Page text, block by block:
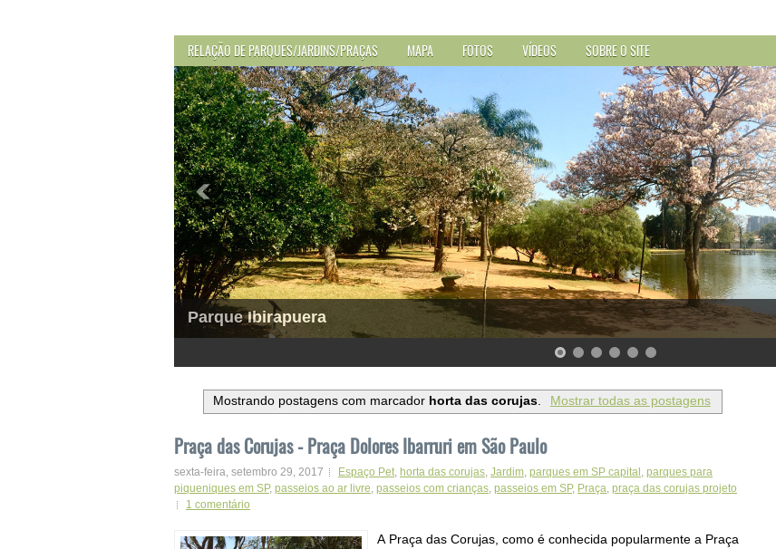
RELAÇÃO DE PARQUES/JARDINS/PRAÇAS MAPA FOTOS VÍDEOS SOBRE O SITE
Parque Ibirapuera
Mostrando postagens com marcador horta das corujas. Mostrar todas as postagens
Praça das Corujas - Praça Dolores Ibarruri em São Paulo
sexta-feira, setembro 29, 2017 Espaço Pet horta das corujas Jardim parques em SP capital parques para
piqueniques em SP, passeios ao ar livre passeios com crianças passeios em SP, Praça praça das corujas projeto
1 comentário
A Praça das Corujas, como é conhecida popularmente a Praça